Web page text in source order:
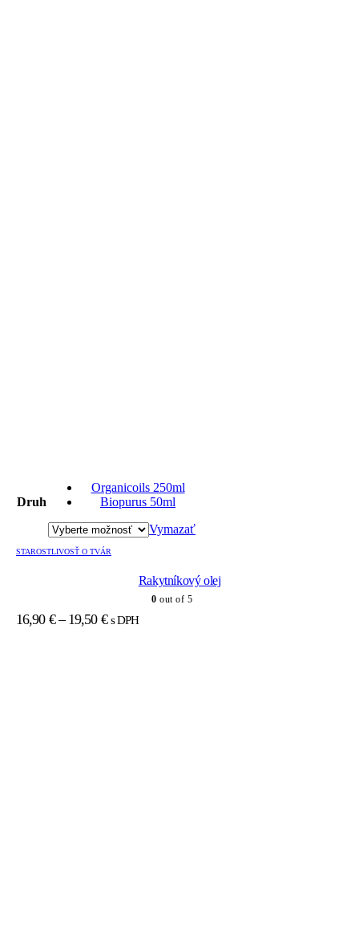
má
viacero
variantov.
Možnosti
si
stránke
produktu.
Druh
Organicoils 250ml
Biopurus 50ml
Vymazať
STAROSTLIVOSŤ O TVÁR
Rakytníkový olej
0 out of 5
16,90 € – 19,50 €Price
s DPH